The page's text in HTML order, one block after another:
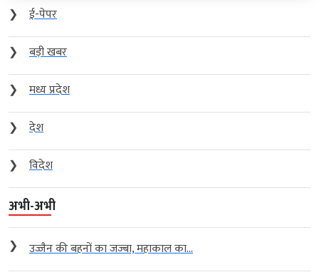
❯
ई-पेपर
❯
बड़ी खबर
❯
मध्य प्रदेश
❯
देश
❯
विदेश
अभी-अभी
❯ उज्जैन की बहनों का जज्बा, महाकाल का...